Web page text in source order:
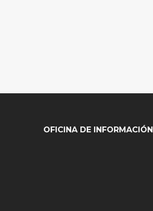
OFICINA DE INFORMACIÓN